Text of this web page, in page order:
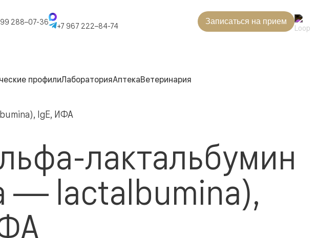
288–07-36 +7 967 222–84-74 Записаться на прием
профилиЛабораторияАптекаВетеринария
IgE, ИФА
лактальбумин
— lactalbumina),